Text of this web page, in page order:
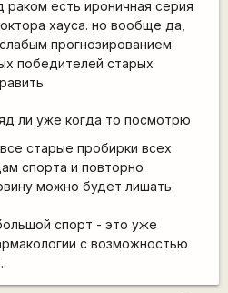
есть ироничная серия
хауса. но вообще да,
прогнозированием
победителей старых
ли уже когда то посмотрю
старые пробирки всех
спорта и повторно
можно будет лишать
спорт - это уже
с возможностью